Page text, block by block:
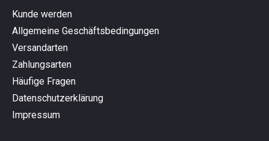
Kunde werden
Allgemeine Geschäftsbedingungen
Versandarten
Zahlungsarten
Häufige Fragen
Datenschutzerklärung
Impressum